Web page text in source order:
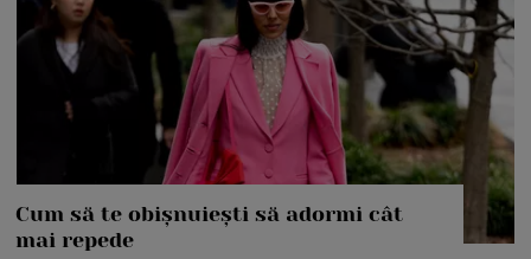
Cum să te obișnuiești să adormi cât
mai repede